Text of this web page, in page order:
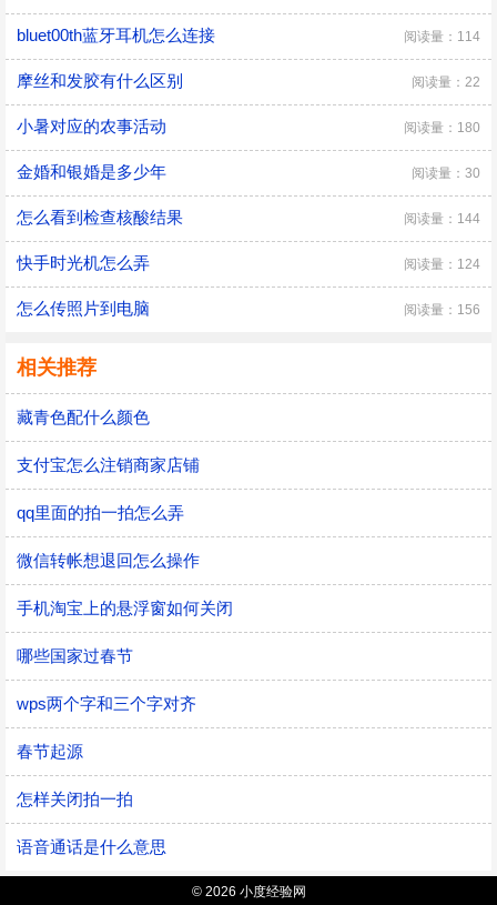
bluet00th蓝牙耳机怎么连接 阅读量：114
摩丝和发胶有什么区别 阅读量：22
小暑对应的农事活动 阅读量：180
金婚和银婚是多少年 阅读量：30
怎么看到检查核酸结果 阅读量：144
快手时光机怎么弄 阅读量：124
怎么传照片到电脑 阅读量：156
相关推荐
藏青色配什么颜色
支付宝怎么注销商家店铺
qq里面的拍一拍怎么弄
微信转帐想退回怎么操作
手机淘宝上的悬浮窗如何关闭
哪些国家过春节
wps两个字和三个字对齐
春节起源
怎样关闭拍一拍
语音通话是什么意思
© 2026 小度经验网